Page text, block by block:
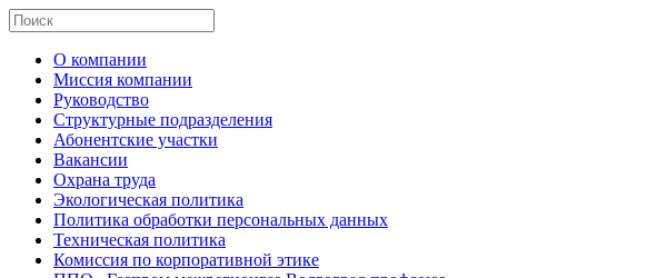
О компании
Миссия компании
Руководство
Структурные подразделения
Абонентские участки
Вакансии
Охрана труда
Экологическая политика
Политика обработки персональных данных
Техническая политика
Комиссия по корпоративной этике